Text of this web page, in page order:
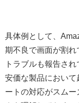
具体例として、
期不良で画面が割
トラブルも報告さ
安価な製品におい
ートの対応がスム